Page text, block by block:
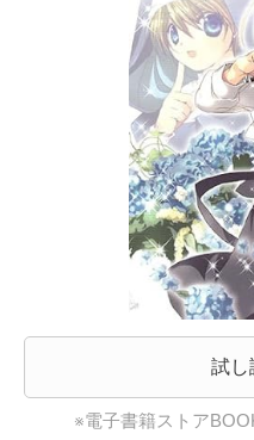
試し
※電子書籍ストア